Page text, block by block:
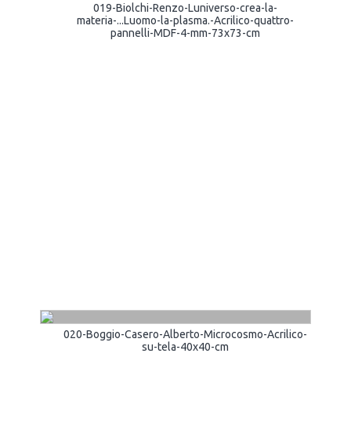
019-Biolchi-Renzo-Luniverso-crea-la-
materia-...Luomo-la-plasma.-Acrilico-quattro-
pannelli-MDF-4-mm-73x73-cm
020-Boggio-Casero-Alberto-Microcosmo-Acrilico-
su-tela-40x40-cm